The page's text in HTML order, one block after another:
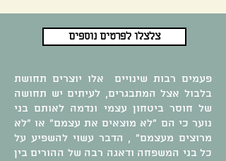
צלצלו לפרטים נוספים
פעמים רבות שינויים אלו יוצרים תחושת
בלבול אצל המתבגרים, לעיתים יש תחושה
של חוסר ביטחון עצמי ונדמה לאותם בני
נוער כי הם “לא מוצאים את עצמם” או “לא
מרוצים מעצמם” , הדבר עשוי להשפיע על
כל בני המשפחה ודאגה רבה של ההורים בין